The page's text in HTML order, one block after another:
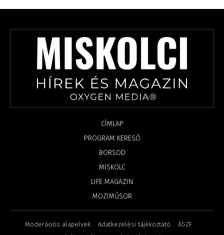
CÍMLAP
PROGRAM KERESŐ
BORSOD
MISKOLC
LIFE MAGAZIN
MOZIMŰSOR
Moderációs alapelvek Adatkezelési tájékoztató
ÁSZF